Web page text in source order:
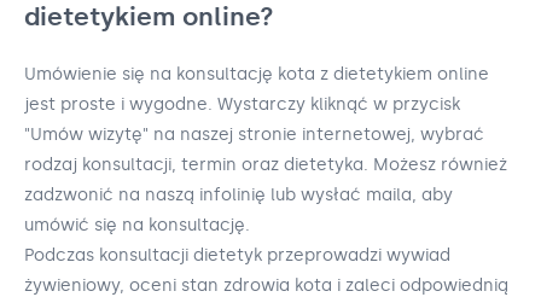
dietetykiem online?
Umówienie się na konsultację kota z dietetykiem online
jest proste i wygodne. Wystarczy kliknąć w przycisk
"Umów wizytę" na naszej stronie internetowej, wybrać
rodzaj konsultacji, termin oraz dietetyka. Możesz również
zadzwonić na naszą infolinię lub wysłać maila, aby
umówić się na konsultację.
Podczas konsultacji dietetyk przeprowadzi wywiad
żywieniowy, oceni stan zdrowia kota i zaleci odpowiednią